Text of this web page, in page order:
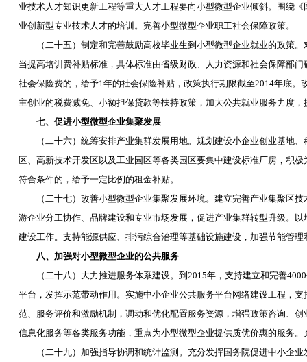
业技术人才知识更新工程等重大人才工程要向小型微型企业倾斜。围绕
业创新型专业技术人才的培训。完善小型微型企业职工社会保障政策。
（二十五）制定和完善鼓励高校毕业生到小型微型企业就业的政策。
当提高培训费补贴标准，具体标准由省级财政、人力资源和社会保障部
社会保险费的，给予1年的社会保险补贴，政策执行期限截至2014年底。
主创业的税费减免、小额担保贷款等扶持政策，加大公共就业服务力度
七、促进小型微型企业集聚发展
（二十六）统筹安排产业集群发展用地。规划建设小企业创业基地、
区、高新技术开发区以及工业园区等各类园区要集中建设标准厂房，积
符合条件的，给予一定比例的租金补贴。
（二十七）改善小型微型企业集聚发展环境。建立完善产业集聚区技
游企业分工协作、品牌建设和专业市场发展，促进产业集群转型升级。
建设工作。支持能源供应、排污综合治理等基础设施建设，加强节能管理
八、加强对小型微型企业的公共服务
（二十八）大力推进服务体系建设。到 2015年，支持建立和完善4000
平台，发挥示范带动作用。实施中小企业公共服务平台网络建设工程，
范、服务评价和激励机制，调动和优化配置服务资源，增强政策咨询、
信息化服务等各类服务功能，重点为小型微型企业提供质优价惠的服务
（二十九）加强指导协调和统计监测。充分发挥国务院促进中小企业